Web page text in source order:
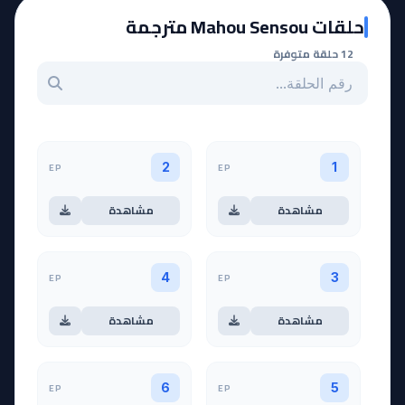
حلقات Mahou Sensou مترجمة
12 حلقة متوفرة
بحث عن حلقة بالرقم
1
EP
مشاهدة
2
EP
مشاهدة
3
EP
مشاهدة
4
EP
مشاهدة
5
EP
6
EP